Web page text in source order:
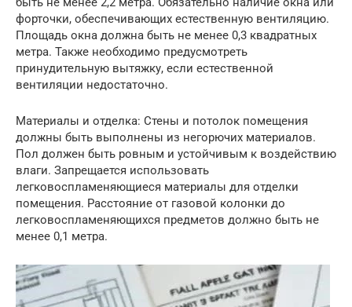
форточки, обеспечивающих естественную вентиляцию.
Площадь окна должна быть не менее 0,3 квадратных
метра. Также необходимо предусмотреть
принудительную вытяжку, если естественной
вентиляции недостаточно.
Материалы и отделка: Стены и потолок помещения
должны быть выполнены из негорючих материалов.
Пол должен быть ровным и устойчивым к воздействию
влаги. Запрещается использовать
легковоспламеняющиеся материалы для отделки
помещения. Расстояние от газовой колонки до
легковоспламеняющихся предметов должно быть не
менее 0,1 метра.